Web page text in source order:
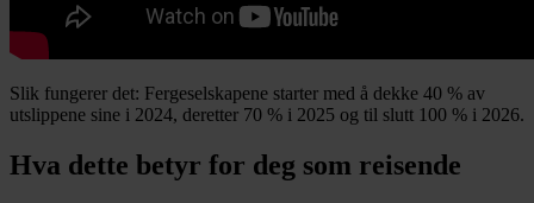
Slik fungerer det: Fergeselskapene starter med å dekke 40 % av
utslippene sine i 2024, deretter 70 % i 2025 og til slutt 100 % i 2026.
Hva dette betyr for deg som reisende